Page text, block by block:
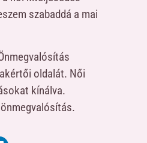
szabaddá a mai
oldalát. Női
kínálva.